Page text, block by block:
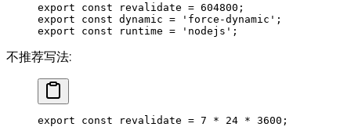
export const revalidate = 604800 ;
export const dynamic = 'force-dynamic' ;
export const runtime = 'nodejs' ;
不推荐写法:
export const revalidate = 7 * 24 * 3600 ;